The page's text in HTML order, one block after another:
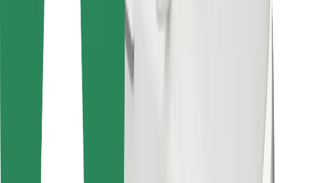
¡Conseguí un viaje en minutos!
Descargar la app de Bolt
Encontrá tu comida favorita
Descargar la app de Bolt Food